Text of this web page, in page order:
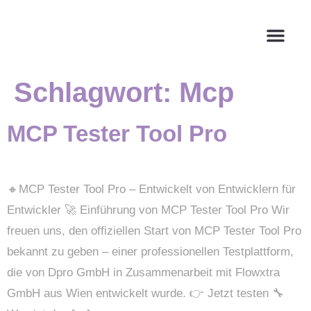
Schlagwort: Mcp
MCP Tester Tool Pro
🔸MCP Tester Tool Pro – Entwickelt von Entwicklern für
Entwickler 🚀 Einführung von MCP Tester Tool Pro Wir
freuen uns, den offiziellen Start von MCP Tester Tool Pro
bekannt zu geben – einer professionellen Testplattform,
die von Dpro GmbH in Zusammenarbeit mit Flowxtra
GmbH aus Wien entwickelt wurde. 👉 Jetzt testen 🔧